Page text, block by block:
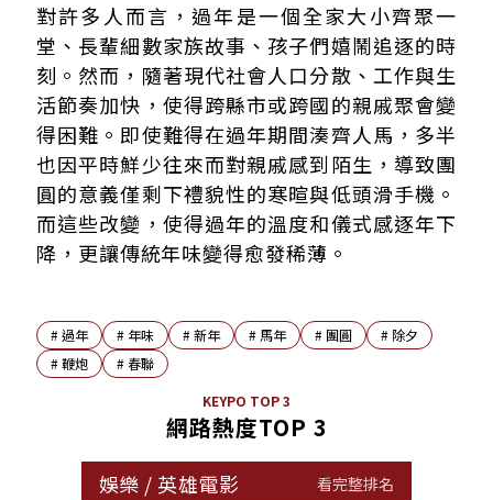
對許多人而言，過年是一個全家大小齊聚一
堂、長輩細數家族故事、孩子們嬉鬧追逐的時
刻。然而，隨著現代社會人口分散、工作與生
活節奏加快，使得跨縣市或跨國的親戚聚會變
得困難。即使難得在過年期間湊齊人馬，多半
也因平時鮮少往來而對親戚感到陌生，導致團
圓的意義僅剩下禮貌性的寒暄與低頭滑手機。
而這些改變，使得過年的溫度和儀式感逐年下
降，更讓傳統年味變得愈發稀薄。
#過年 # 年味 #新年 # 馬年 # 團圓 # 除夕
#鞭炮 # 春聯
KEYPO TOP 3
網路熱度TOP 3
娛樂 / 英雄電影 看完整排名